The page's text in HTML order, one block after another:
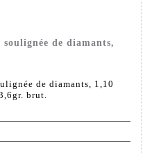
de diamants,
de diamants, 1,10
brut.